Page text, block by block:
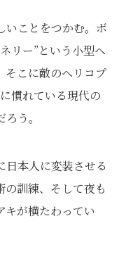
いことをつかむ。ボ
リー”という小型ヘ
そこに敵のヘリコプ
慣れている現代の
う。
日本人に変装させる
の訓練、そして夜も
キが横たわってい